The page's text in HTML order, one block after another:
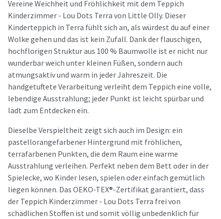
Vereine Weichheit und Fröhlichkeit mit dem Teppich
Kinderzimmer - Lou Dots Terra von Little Olly. Dieser
Kinderteppich in Terra fühlt sich an, als würdest du auf einer
Wolke gehen und das ist kein Zufall. Dank der flauschigen,
hochflorigen Struktur aus 100 % Baumwolle ist er nicht nur
wunderbar weich unter kleinen Füßen, sondern auch
atmungsaktiv und warm in jeder Jahreszeit. Die
handgetuftete Verarbeitung verleiht dem Teppich eine volle,
lebendige Ausstrahlung; jeder Punkt ist leicht spürbar und
lädt zum Entdecken ein.
Dieselbe Verspieltheit zeigt sich auch im Design: ein
pastellorangefarbener Hintergrund mit fröhlichen,
terrafarbenen Punkten, die dem Raum eine warme
Ausstrahlung verleihen. Perfekt neben dem Bett oder in der
Spielecke, wo Kinder lesen, spielen oder einfach gemütlich
liegen können. Das OEKO-TEX®-Zertifikat garantiert, dass
der Teppich Kinderzimmer - Lou Dots Terra frei von
schädlichen Stoffen ist und somit völlig unbedenklich für